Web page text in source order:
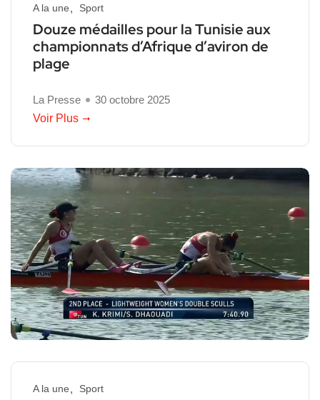
A la une Sport
Douze médailles pour la Tunisie aux
championnats d’Afrique d’aviron de
plage
La Presse
30 octobre 2025
Voir Plus
A la une Sport